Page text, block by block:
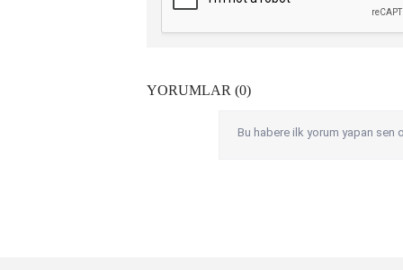
YORUMLAR (0)
Bu habere ilk yorum yapan sen